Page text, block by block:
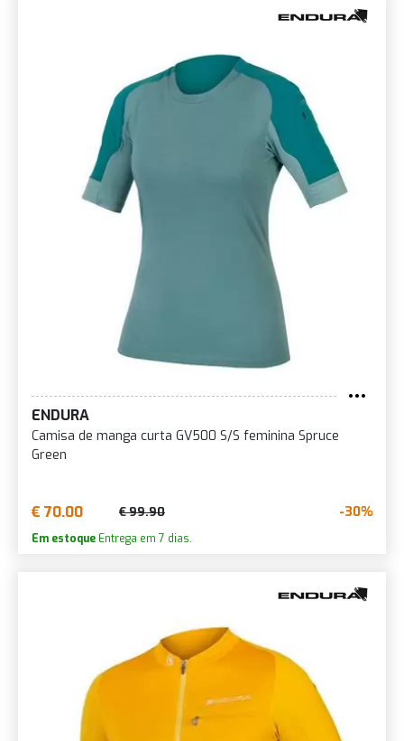
ENDURA
Camisa de manga curta GV500 S/S feminina Spruce
Green
€ 70.00 € 99.90 -30%
Em estoque Entrega em 7 dias.